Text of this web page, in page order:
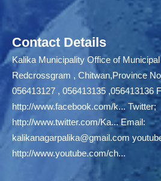
Contact Details
Kalika Municipality Office of
Redcrossgram , Chitwan,Province
056413127 , 056413135 ,056413136
http://www.facebook.com/k...Twitter;
http://www.twitter.com/Ka...Email:
kalikanagarpalika@gmail.com
http://www.youtube.com/ch...